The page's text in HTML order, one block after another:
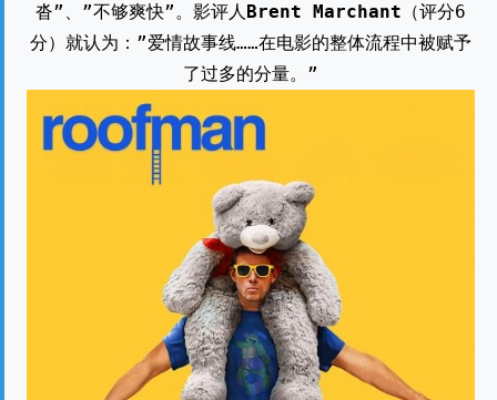
沓”、”不够爽快”。影评人Brent Marchant （评分6
分）就认为：”爱情故事线……在电影的整体流程中被赋予
了过多的分量。”